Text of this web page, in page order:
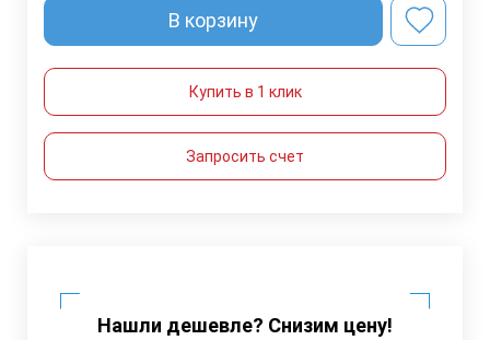
В корзину
Купить в 1 клик
Запросить счет
Нашли дешевле? Снизим цену!